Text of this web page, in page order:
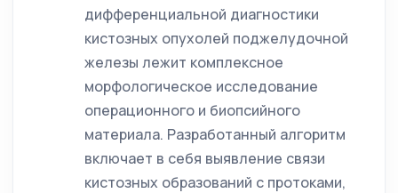
дифференциальной диагностики
кистозных опухолей поджелудочной
железы лежит комплексное
морфологическое исследование
операционного и биопсийного
материала. Разработанный алгоритм
включает в себя выявление связи
кистозных образований с протоками,